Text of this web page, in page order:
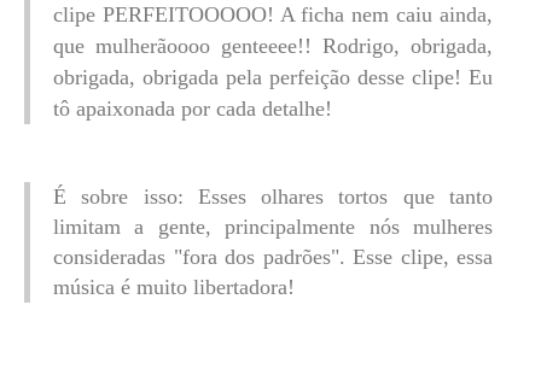
clipe PERFEITOOOOO! A ficha nem caiu ainda,
que mulherãoooo genteeee!! Rodrigo, obrigada,
obrigada, obrigada pela perfeição desse clipe! Eu
tô apaixonada por cada detalhe!
É sobre isso: Esses olhares tortos que tanto
limitam a gente, principalmente nós mulheres
consideradas "fora dos padrões". Esse clipe, essa
música é muito libertadora!